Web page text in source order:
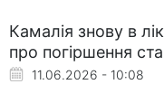
Камалія знову в
про погіршення
11.06.2026 - 10:08